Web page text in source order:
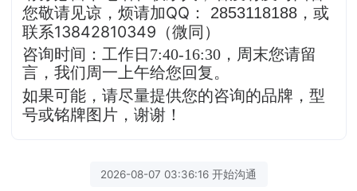
您敬请见谅，烦请加QQ ： 2853118188 ，或
联系13842810349（微同）
咨询时间：工作日7:40-16:30， 周末您请留
言，我们周一上午给您回复。
如果可能，请尽量提供您的咨询的品牌，型
号或铭牌图片，谢谢！
2026-08-07 03:36:16 开始沟通